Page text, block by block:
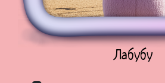
Куклы Лол